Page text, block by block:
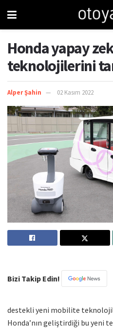
Honda yapay
teknolojilerini
Alper Şahin 02 Kasım 2022
Bizi Takip Edin!
destekli yeni mobilite
Honda’nın geliştirdiği bu yeni